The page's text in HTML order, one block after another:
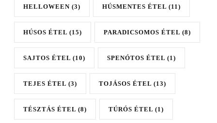
HELLOWEEN (3) HÚSMENTES ÉTEL (11)
HÚSOS ÉTEL (15) PARADICSOMOS ÉTEL (8)
SAJTOS ÉTEL (10) SPENÓTOS ÉTEL (1)
TEJES ÉTEL (3) TOJÁSOS ÉTEL (13)
TÉSZTÁS ÉTEL (8) TÚRÓS ÉTEL (1)